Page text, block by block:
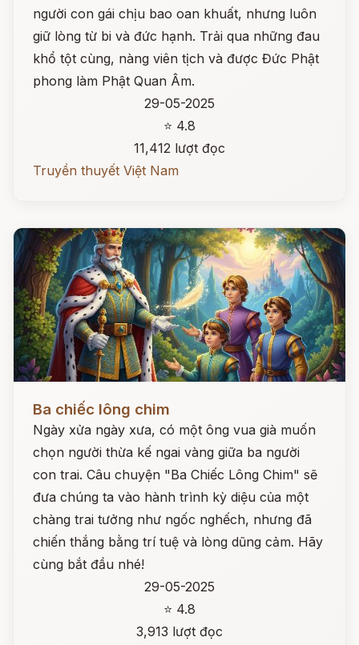
người con gái chịu bao oan khuất, nhưng luôn
giữ lòng từ bi và đức hạnh. Trải qua những đau
khổ tột cùng, nàng viên tịch và được Đức Phật
phong làm Phật Quan Âm.
29-05-2025
⭐ 4.8
11,412 lượt đọc
Truyền thuyết Việt Nam
Ba chiếc lông chim
Ngày xửa ngày xưa, có một ông vua già muốn
chọn người thừa kế ngai vàng giữa ba người
con trai. Câu chuyện "Ba Chiếc Lông Chim" sẽ
đưa chúng ta vào hành trình kỳ diệu của một
chàng trai tưởng như ngốc nghếch, nhưng đã
chiến thắng bằng trí tuệ và lòng dũng cảm. Hãy
cùng bắt đầu nhé!
29-05-2025
⭐ 4.8
3,913 lượt đọc